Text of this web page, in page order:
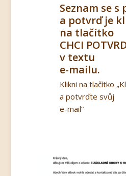
Seznam se
a potvrď je
na tlačítko
CHCI
v textu
e-mailu.
Klikni na tlačítko
a potvrďte svůj
e-mail“